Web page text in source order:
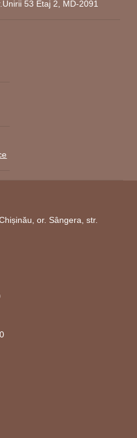
53 Etaj 2, MD-2091
or. Sângera, str.